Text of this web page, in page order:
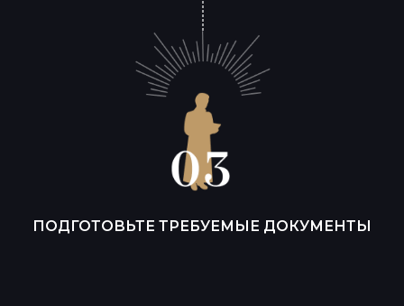
ПОДГОТОВЬТЕ ТРЕБУЕМЫЕ ДОКУМЕНТЫ